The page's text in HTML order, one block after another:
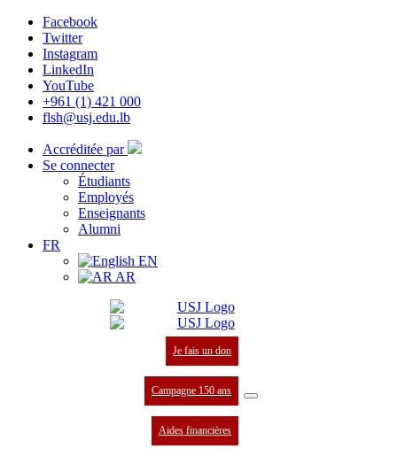
Facebook
Twitter
Instagram
LinkedIn
YouTube
+961 (1) 421 000
flsh@usj.edu.lb
Accréditée par
Se connecter
Étudiants
Employés
Enseignants
Alumni
FR
EN
AR
Je fais un don
Campagne 150 ans
Aides financières